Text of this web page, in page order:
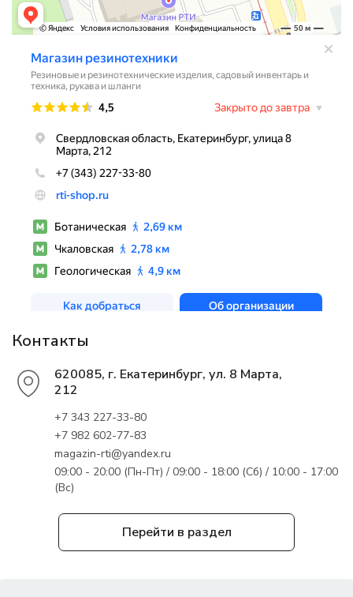
Перейти в раздел
Контакты
620085, г. Екатеринбург, ул. 8 Марта,
212
+7 343 227-33-80
+7 982 602-77-83
magazin-rti@yandex.ru
09:00 - 20:00 (Пн-Пт) / 09:00 - 18:00 (Сб) / 10:00 - 17:00
(Вс)